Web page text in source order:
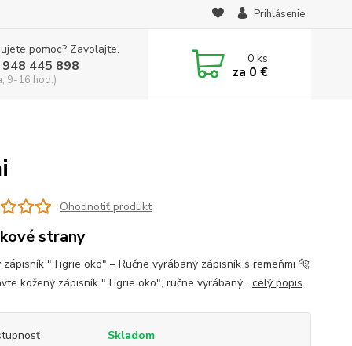
Prihlásenie
pomoc? Zavolajte.
445 898
9-16 hod.)
0ks
za 0 €
Ohodnotiť produkt
strany
zápisník "Tigrie oko" – Ručne vyrábaný zápisník s remeňmi 🐅
kožený zápisník "Tigrie oko", ručne vyrábaný... celý popis
Skladom